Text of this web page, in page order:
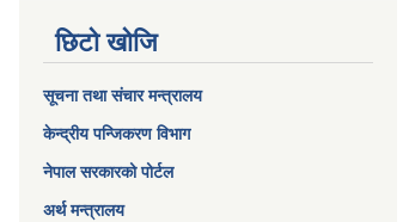
छिटो खोजि
सूचना तथा संचार मन्त्रालय
केन्द्रीय पन्जिकरण विभाग
नेपाल सरकारको पोर्टल
अर्थ मन्त्रालय